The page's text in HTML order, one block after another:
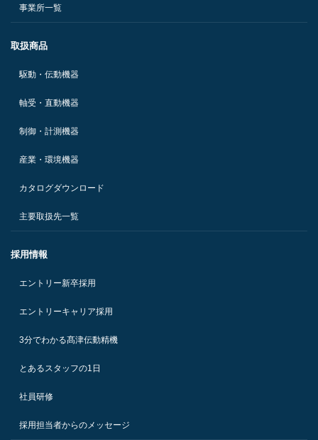
事業所一覧
取扱商品
駆動・伝動機器
軸受・直動機器
制御・計測機器
産業・環境機器
カタログダウンロード
主要取扱先一覧
採用情報
エントリー新卒採用
エントリーキャリア採用
3分でわかる髙津伝動精機
とあるスタッフの1日
社員研修
採用担当者からのメッセージ